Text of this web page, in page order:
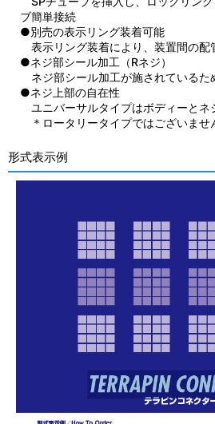
ブ簡単接続
●別売の表示リング装着可能
表示リング装着により、装置間の配
●ネジ部シール加工（Rネジ）
ネジ部シール加工が施されているた
●ネジ上部の自在性
ユニバーサルタイプはボディーとネ
＊ロータリータイプではございませ
形式表示例